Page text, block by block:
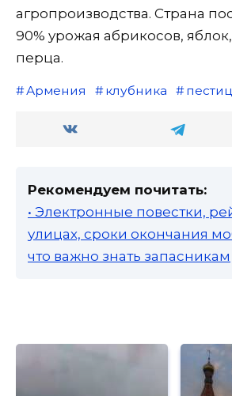
агропроизводства. Страна
90% урожая абрикосов,
перца.
Армения клубника
Рекомендуем почитать:
• Электронные повестки,
улицах, сроки окончания
что важно знать запасникам